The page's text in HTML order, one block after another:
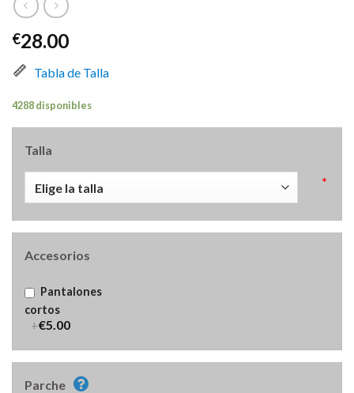
€28.00
Tabla de Talla
4288 disponibles
Talla
*
Accesorios
Pantalones
cortos
+€5.00
Parche